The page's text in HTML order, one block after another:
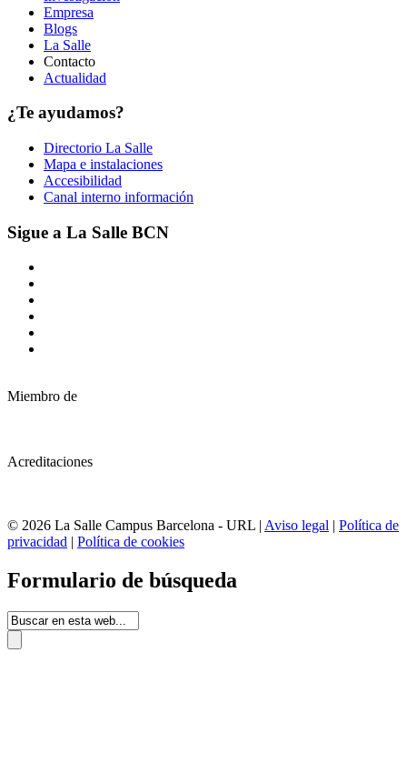
Empresa
Blogs
La Salle
Contacto
Actualidad
¿Te ayudamos?
Directorio La Salle
Mapa e instalaciones
Accesibilidad
Canal interno información
Sigue a La Salle BCN
Miembro de
Acreditaciones
© 2026 La Salle Campus Barcelona - URL | Aviso legal
Política de
privacidad
Política de cookies
Formulario de búsqueda